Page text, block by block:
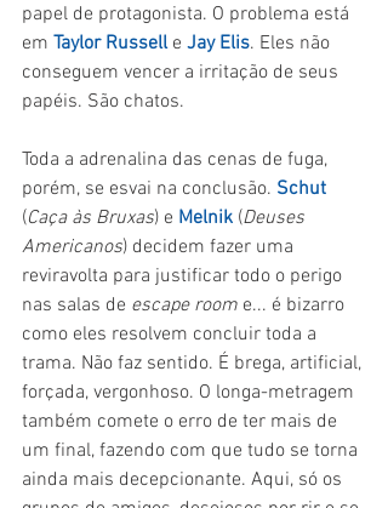
papel de protagonista. O problema está
em Taylor Russell e Jay Elis. Eles não
conseguem vencer a irritação de seus
papéis. São chatos.
Toda a adrenalina das cenas de fuga,
porém, se esvai na conclusão. Schut
(Caça às Bruxas) e Melnik (Deuses
Americanos) decidem fazer uma
reviravolta para justificar todo o perigo
nas salas de escape room e... é bizarro
como eles resolvem concluir toda a
trama. Não faz sentido. É brega, artificial,
forçada, vergonhoso. O longa-metragem
também comete o erro de ter mais de
um final, fazendo com que tudo se torna
ainda mais decepcionante. Aqui, só os